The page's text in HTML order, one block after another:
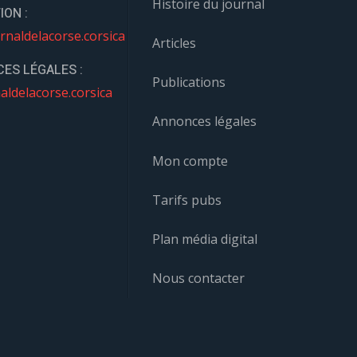
:
LÉGALES :
Histoire du journal
Articles
Publications
Annonces légales
Mon compte
Tarifs pubs
Plan média digital
Nous contacter